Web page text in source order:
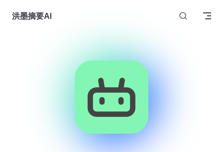
Skip to content
洪墨摘要AI